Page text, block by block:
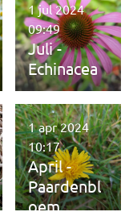
Juli -
Echinacea
1 jul 2024
09:49
April -
Paardenbl
oem
1 apr 2024
10:17